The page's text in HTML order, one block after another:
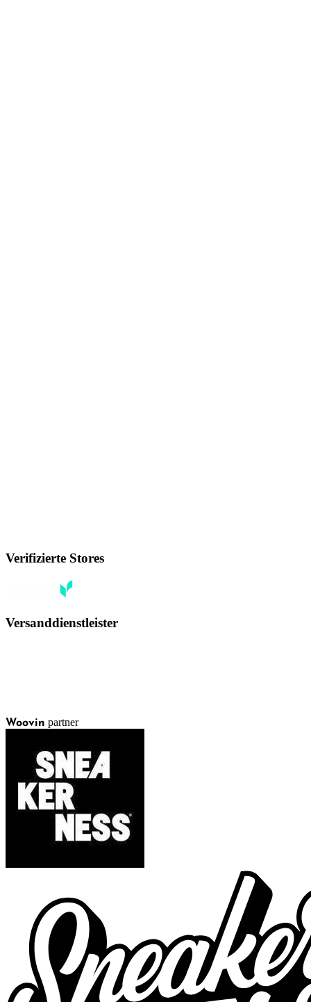
Verifizierte Stores
Versanddienstleister
Woovin partner